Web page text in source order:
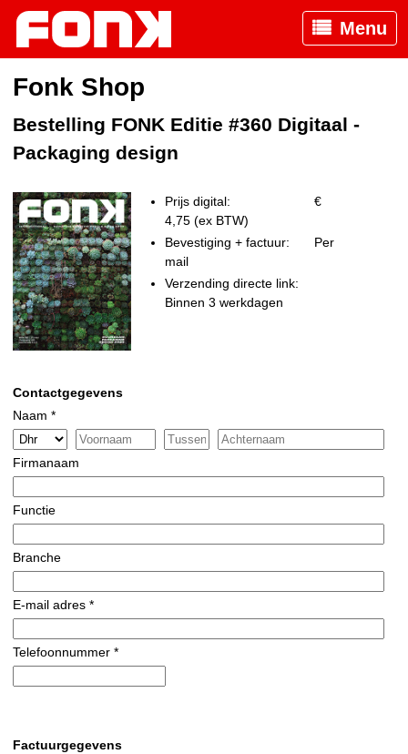
Menu
Fonk Shop
Bestelling FONK Editie #360 Digitaal -
Packaging design
Prijs digital:
€
4,75 (ex BTW)
Bevestiging + factuur:
Per
mail
Verzending directe link:
Binnen 3 werkdagen
Contactgegevens
Naam *
Firmanaam
Functie
Branche
E-mail adres *
Telefoonnummer *
Factuurgegevens